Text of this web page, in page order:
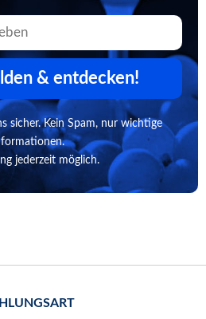
& entdecken!
sicher. Kein Spam, nur wichtige
jederzeit möglich.